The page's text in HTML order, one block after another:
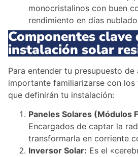
monocristalinos con buen
rendimiento en días
Componentes clave
instalación solar
Para entender tu presupuesto de
importante familiarizarse con
que definirán tu instalación:
Paneles Solares (Módulos
Encargados de captar la
transformarla en corriente
Inversor Solar: Es el